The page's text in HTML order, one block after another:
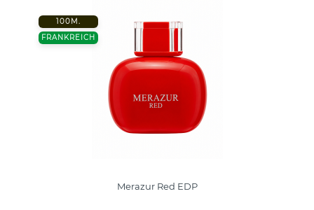
100M.
FRANKREICH
Merazur Red EDP